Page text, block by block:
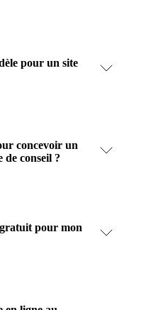
pour un site
concevoir un
conseil ?
pour mon